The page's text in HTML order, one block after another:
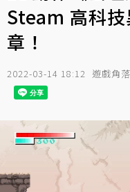
Steam 高科
章！
2022-03-14 18:12 遊戲角